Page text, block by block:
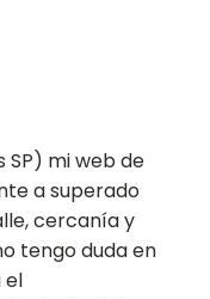
SP) mi web de
a superado
cercanía y
tengo duda en
el